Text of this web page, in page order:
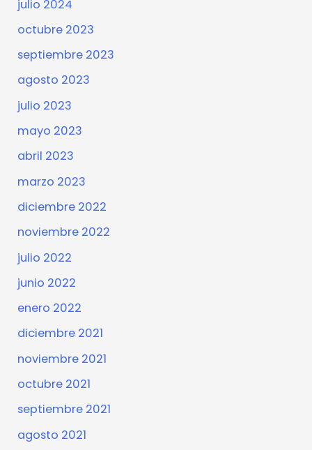
julio 2024
octubre 2023
septiembre 2023
agosto 2023
julio 2023
mayo 2023
abril 2023
marzo 2023
diciembre 2022
noviembre 2022
julio 2022
junio 2022
enero 2022
diciembre 2021
noviembre 2021
octubre 2021
septiembre 2021
agosto 2021